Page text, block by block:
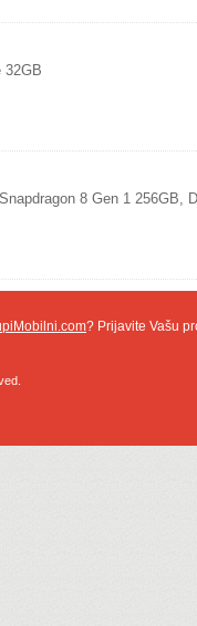
32GB
8 Gen 1 256GB,
? Prijavite Vašu